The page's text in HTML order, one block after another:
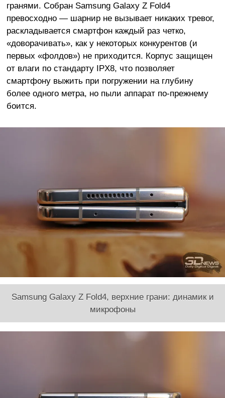
гранями. Собран Samsung Galaxy Z Fold4
превосходно — шарнир не вызывает никаких тревог,
раскладывается смартфон каждый раз четко,
«доворачивать», как у некоторых конкурентов (и
первых «фолдов») не приходится. Корпус защищен
от влаги по стандарту IPX8, что позволяет
смартфону выжить при погружении на глубину
более одного метра, но пыли аппарат по-прежнему
боится.
Samsung Galaxy Z Fold4, верхние грани: динамик и
микрофоны